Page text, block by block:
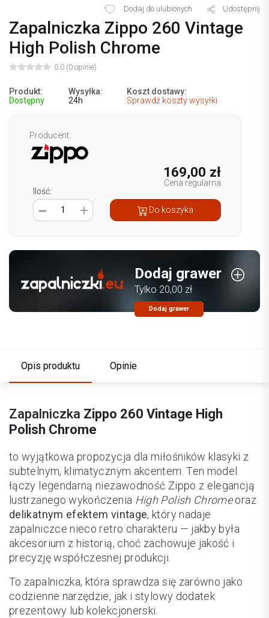
Dodaj do ulubionych Udostępnij
Zapalniczka Zippo 260 Vintage
High Polish Chrome
0.0 (0 opinie)
Produkt:
Dostępny
Wysyłka:
24h
Koszt dostawy:
Sprawdź koszty wysyłki
Producent:
169,00 zł
Cena regularna
Ilość:
1
Do koszyka
Dodaj grawer
Tylko 20,00 zł
Dodaj grawer
Opis produktu Opinie
Zapalniczka Zippo 260 Vintage High
Polish Chrome
to wyjątkowa propozycja dla miłośników klasyki z
subtelnym, klimatycznym akcentem. Ten model
łączy legendarną niezawodność Zippo z elegancją
lustrzanego wykończenia High Polish Chromeoraz
delikatnym efektem vintage, który nadaje
zapalniczce nieco retro charakteru — jakby była
akcesorium z historią, choć zachowuje jakość i
precyzję współczesnej produkcji.
To zapalniczka, która sprawdza się zarówno jako
codzienne narzędzie, jak i stylowy dodatek
prezentowy lub kolekcjonerski.